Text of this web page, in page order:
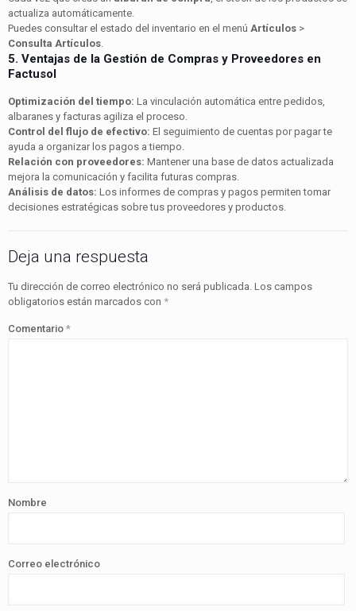
actualiza automáticamente.
Puedes consultar el estado del inventario en el menú Artículos >
Consulta Artículos
5. Ventajas de la Gestión de Compras y Proveedores en
Factusol
Optimización del tiempo: La vinculación automática entre pedidos,
albaranes y facturas agiliza el proceso.
Control del flujo de efectivo: El seguimiento de cuentas por pagar te
ayuda a organizar los pagos a tiempo.
Relación con proveedores: Mantener una base de datos actualizada
mejora la comunicación y facilita futuras compras.
Análisis de datos: Los informes de compras y pagos permiten tomar
decisiones estratégicas sobre tus proveedores y productos.
Deja una respuesta
Tu dirección de correo electrónico no será publicada. Los campos
obligatorios están marcados con *
Comentario *
Nombre
Correo electrónico